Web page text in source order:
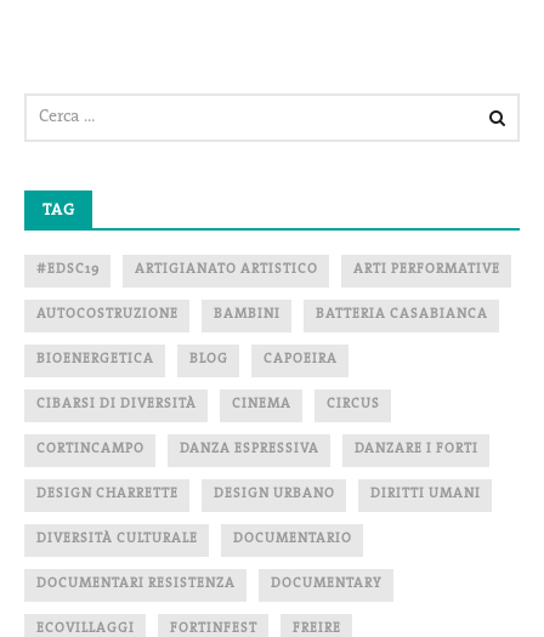
TAG
#EDSC19 ARTIGIANATO ARTISTICO ARTI PERFORMATIVE
AUTOCOSTRUZIONE BAMBINI BATTERIA CASABIANCA
BIOENERGETICA BLOG CAPOEIRA
CIBARSI DI DIVERSITÀ CINEMA CIRCUS
CORTINCAMPO DANZA ESPRESSIVA DANZARE I FORTI
DESIGN CHARRETTE DESIGN URBANO DIRITTI UMANI
DIVERSITÀ CULTURALE DOCUMENTARIO
DOCUMENTARI RESISTENZA DOCUMENTARY
ECOVILLAGGI FORTINFEST FREIRE